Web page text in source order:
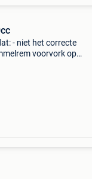
- niet het correcte
voorvork op